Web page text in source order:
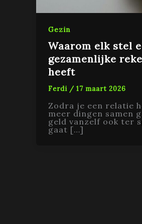
Gezin
Waarom elk stel
gezamenlijke
heeft
Ferdi / 17 maart 2026
Zodra je een relatie
meer dingen samen
geld vanzelf ook ter
gaat […]